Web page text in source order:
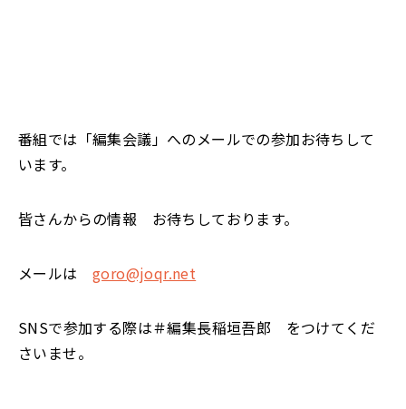
番組では「編集会議」へのメールでの参加お待ちして
います。
皆さんからの情報 お待ちしております。
メールは goro@joqr.net
SNSで参加する際は＃編集長稲垣吾郎 をつけてくだ
さいませ。